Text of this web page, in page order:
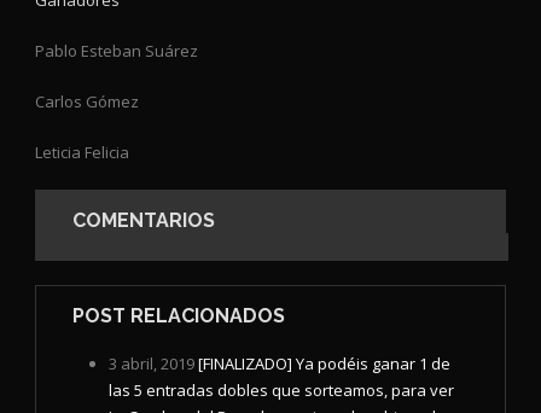
Pablo Esteban Suárez
Carlos Gómez
Leticia Felicia
COMENTARIOS
POST RELACIONADOS
3 abril, 2019[FINALIZADO] Ya podéis ganar 1 de
las 5 entradas dobles que sorteamos, para ver